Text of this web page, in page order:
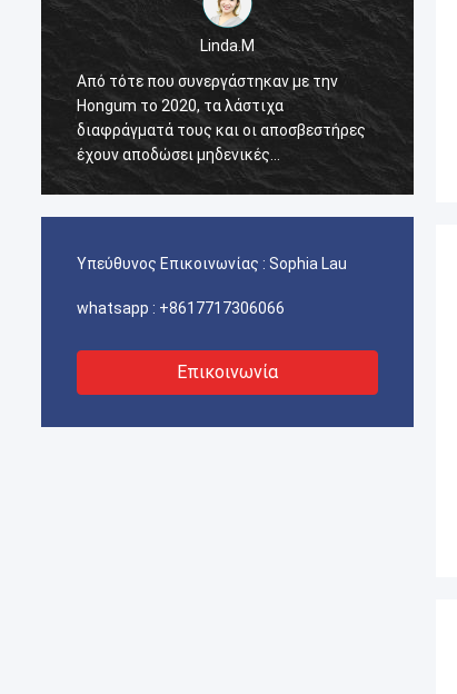
Linda.M
Από τότε που συνεργάστηκαν με την
Hongum το 2020, τα λάστιχα
διαφράγματά τους και οι αποσβεστήρες
έχουν αποδώσει μηδενικές
αποτυχίες.διασφάλιση αδιάλειπτης
εξοπλισμός μεταφοράς ΥΦΑ.
Υπεύθυνος Επικοινωνίας : Sophia Lau
whatsapp : +8617717306066
Επικοινωνία